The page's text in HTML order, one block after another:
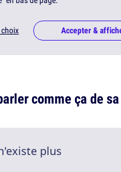
choix Accepter &
comme ça de
plus